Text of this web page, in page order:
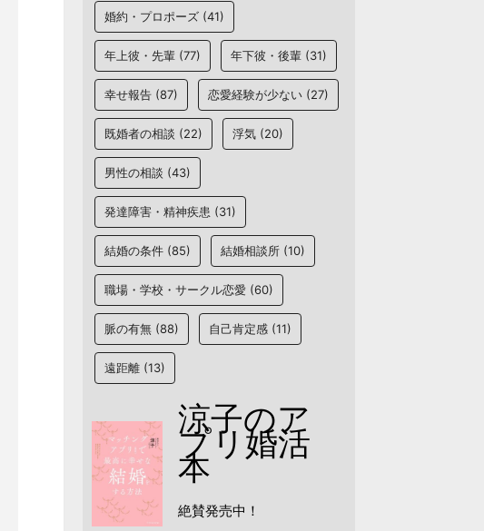
婚約・プロポーズ (41)
年上彼・先輩 (77) 年下彼・後輩 (31)
幸せ報告 (87) 恋愛経験が少ない (27)
既婚者の相談 (22) 浮気 (20)
男性の相談 (43)
発達障害・精神疾患 (31)
結婚の条件 (85) 結婚相談所 (10)
職場・学校・サークル恋愛 (60)
脈の有無 (88) 自己肯定感 (11)
遠距離 (13)
涼子のア
プリ婚活
本
絶賛発売中！